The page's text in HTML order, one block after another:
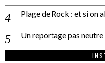
Plage de Rock : et si on
Un reportage pas neutre